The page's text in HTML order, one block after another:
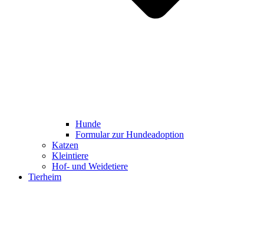
Hunde
Formular zur Hundeadoption
Katzen
Kleintiere
Hof- und Weidetiere
Tierheim